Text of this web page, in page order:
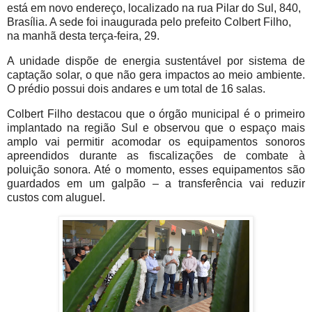
está em novo endereço, localizado na rua Pilar do Sul, 840,
Brasília. A sede foi inaugurada pelo prefeito Colbert Filho,
na manhã desta terça-feira, 29.
A unidade dispõe de energia sustentável por sistema de
captação solar, o que não gera impactos ao meio ambiente.
O prédio possui dois andares e um total de 16 salas.
Colbert Filho destacou que o órgão municipal é o primeiro
implantado na região Sul e observou que o espaço mais
amplo vai permitir acomodar os equipamentos sonoros
apreendidos durante as fiscalizações de combate à
poluição sonora. Até o momento, esses equipamentos são
guardados em um galpão – a transferência vai reduzir
custos com aluguel.